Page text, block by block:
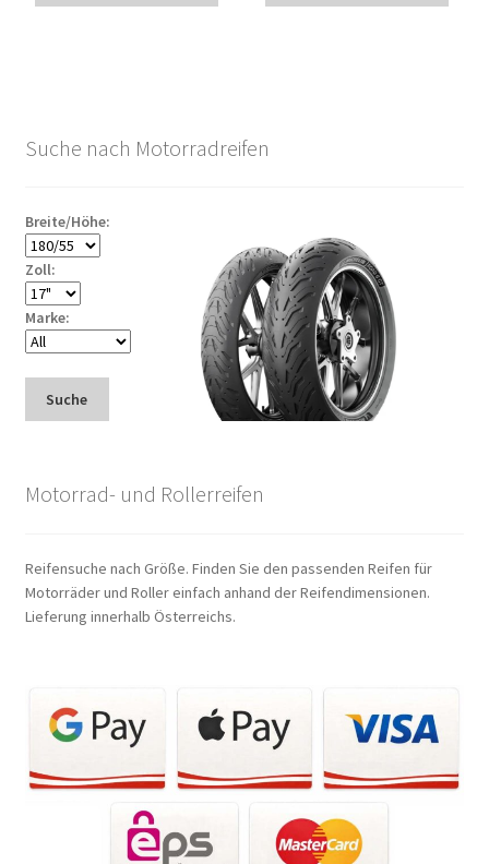
Suche nach Motorradreifen
Breite/Höhe:
Zoll:
Marke:
Suche
Motorrad- und Rollerreifen
Reifensuche nach Größe. Finden Sie den passenden Reifen für
Motorräder und Roller einfach anhand der Reifendimensionen.
Lieferung innerhalb Österreichs.